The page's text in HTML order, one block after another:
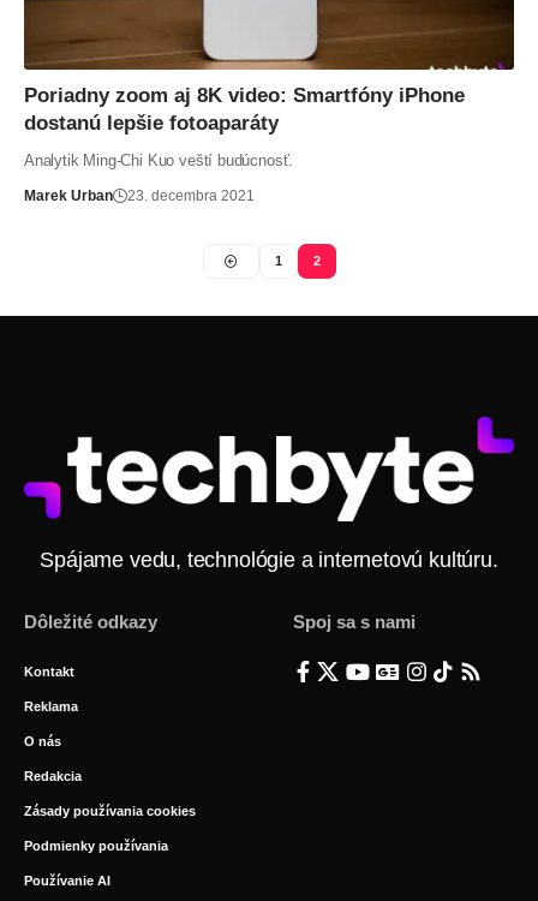
Poriadny zoom aj 8K video: Smartfóny iPhone
dostanú lepšie fotoaparáty
Analytik Ming-Chi Kuo veští budúcnosť.
Marek Urban 23. decembra 2021
1 2
Spájame vedu, technológie a internetovú kultúru.
Dôležité odkazy
Kontakt
Reklama
O nás
Redakcia
Zásady používania cookies
Podmienky používania
Používanie AI
Spoj sa s nami